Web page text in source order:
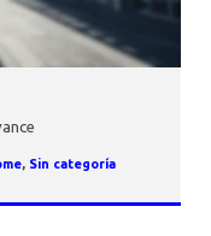
, Sin categoría